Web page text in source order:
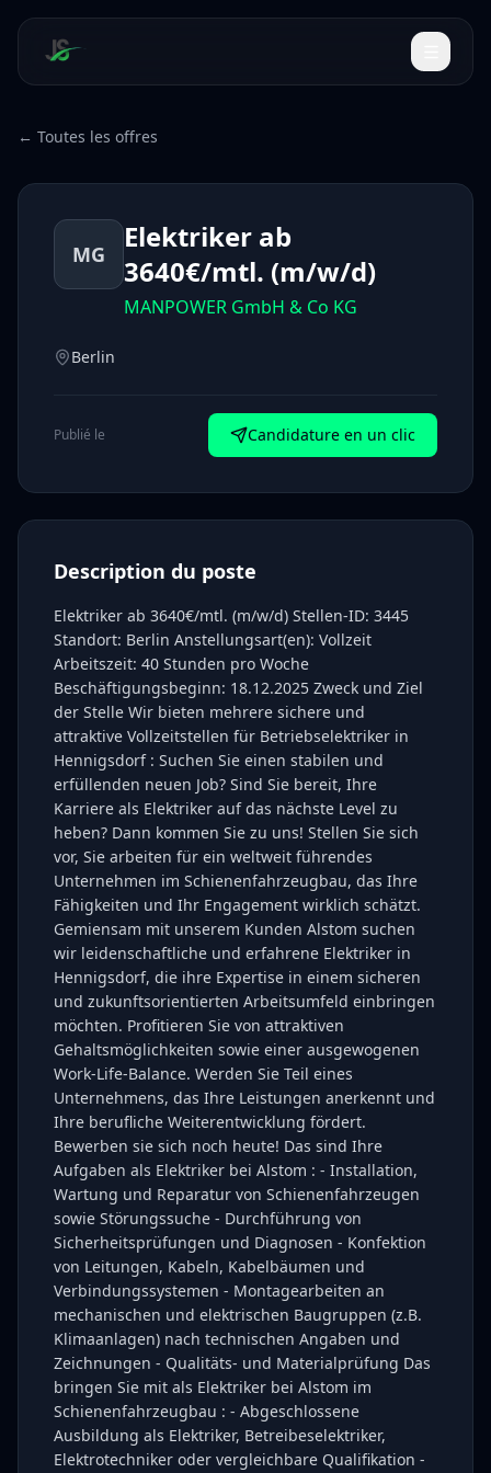
← Toutes les offres
MG
Elektriker ab
3640€/mtl. (m/w/d)
MANPOWER GmbH & Co KG
Berlin
Publié le Candidature en un clic
Description du poste
Elektriker ab 3640€/mtl. (m/w/d) Stellen-ID: 3445
Standort: Berlin Anstellungsart(en): Vollzeit
Arbeitszeit: 40 Stunden pro Woche
Beschäftigungsbeginn: 18.12.2025 Zweck und Ziel
der Stelle Wir bieten mehrere sichere und
attraktive Vollzeitstellen für Betriebselektriker in
Hennigsdorf : Suchen Sie einen stabilen und
erfüllenden neuen Job? Sind Sie bereit, Ihre
Karriere als Elektriker auf das nächste Level zu
heben? Dann kommen Sie zu uns! Stellen Sie sich
vor, Sie arbeiten für ein weltweit führendes
Unternehmen im Schienenfahrzeugbau, das Ihre
Fähigkeiten und Ihr Engagement wirklich schätzt.
Gemiensam mit unserem Kunden Alstom suchen
wir leidenschaftliche und erfahrene Elektriker in
Hennigsdorf, die ihre Expertise in einem sicheren
und zukunftsorientierten Arbeitsumfeld einbringen
möchten. Profitieren Sie von attraktiven
Gehaltsmöglichkeiten sowie einer ausgewogenen
Work-Life-Balance. Werden Sie Teil eines
Unternehmens, das Ihre Leistungen anerkennt und
Ihre berufliche Weiterentwicklung fördert.
Bewerben sie sich noch heute! Das sind Ihre
Aufgaben als Elektriker bei Alstom : - Installation,
Wartung und Reparatur von Schienenfahrzeugen
sowie Störungssuche - Durchführung von
Sicherheitsprüfungen und Diagnosen - Konfektion
von Leitungen, Kabeln, Kabelbäumen und
Verbindungssystemen - Montagearbeiten an
mechanischen und elektrischen Baugruppen (z.B.
Klimaanlagen) nach technischen Angaben und
Zeichnungen - Qualitäts- und Materialprüfung Das
bringen Sie mit als Elektriker bei Alstom im
Schienenfahrzeugbau : - Abgeschlossene
Ausbildung als Elektriker, Betreibeselektriker,
Elektrotechniker oder vergleichbare Qualifikation -